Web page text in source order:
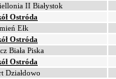
II Białystok
Ostróda
Ełk
Ostróda
Biała Piska
Ostróda
Działdowo